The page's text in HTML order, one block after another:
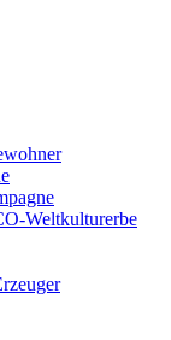
Weltkulturerbe